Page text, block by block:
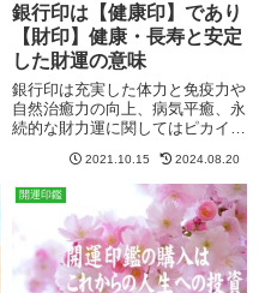
銀行印は【健康印】であり
【財印】健康・長寿と安定
した財運の意味
銀行印は充実した体力と免疫力や
自然治癒力の向上、病気平癒、永
続的な財力運に関してはピカイチ
にエネルギッシュに人生を謳歌
し、同時に豊かな地に根ざした安
定感のある永続した財運パワーを
得るための印鑑になります。
2021.10.15 2024.08.20
開運印鑑